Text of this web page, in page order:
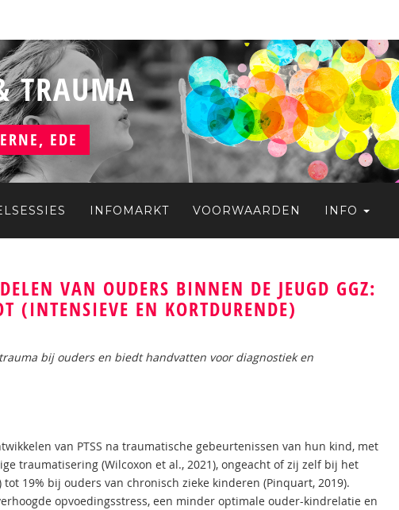
TRAUMA
EDE
INFOMARKT VOORWAARDEN INFO
VAN OUDERS BINNEN DE JEUGD GGZ:
(INTENSIEVE EN KORTDURENDE)
bij ouders en biedt handvatten voor diagnostiek en
van PTSS na traumatische gebeurtenissen van hun kind, met
traumatisering (Wilcoxon et al., 2021), ongeacht of zij zelf bij het
19% bij ouders van chronisch zieke kinderen (Pinquart, 2019).
opvoedingsstress, een minder optimale ouder-kindrelatie en